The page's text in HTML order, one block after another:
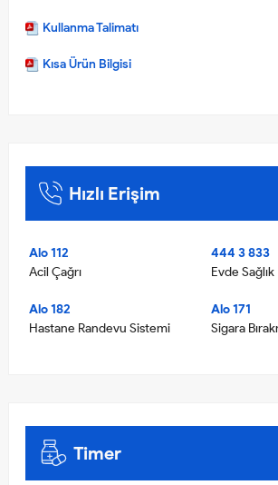
Kullanma Talimatı
Kısa Ürün Bilgisi
Hızlı Erişim
Alo 112
Acil Çağrı
444 3 833
Evde Sağlık
Alo 182
Hastane Randevu Sistemi
Alo 171
Sigara
Timer